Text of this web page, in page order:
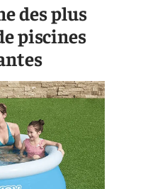
des plus
piscines